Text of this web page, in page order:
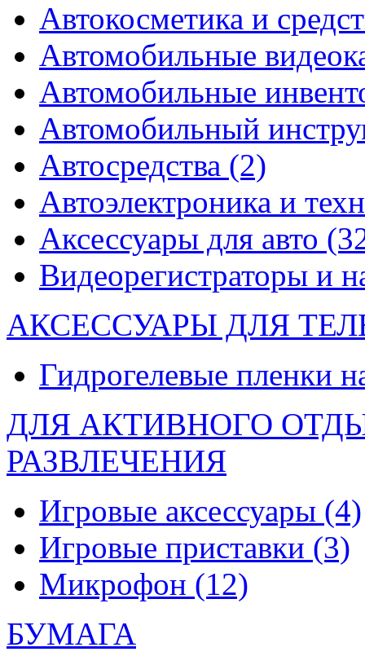
Автокосметика и
Автомобильные
Автомобильные
Автомобильный
Автосредства (2)
Автоэлектроника и
Аксессуары для авто
Видеорегистраторы и
АКСЕССУАРЫ ДЛЯ
Гидрогелевые пленки
ДЛЯ АКТИВНОГО
РАЗВЛЕЧЕНИЯ
Игровые аксессуары (4)
Игровые приставки (3)
Микрофон (12)
БУМАГА